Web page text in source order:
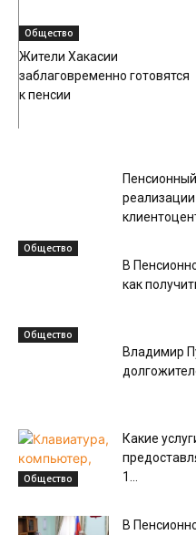
Общество
Жители Хакасии
заблаговременно готовятся
к пенсии
Общество
В
как
Общество
Владимир
Общество
Какие
1...
В